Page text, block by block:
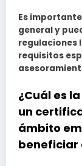
Es
general y
regulaciones
requisitos
¿Cuál es
un
ámbito
beneficiar